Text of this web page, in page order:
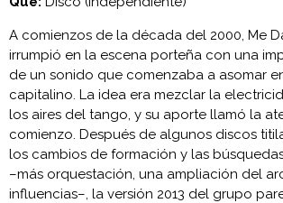
A comienzos de la década del 2000, Me
irrumpió en la escena porteña con una
de un sonido que comenzaba a asomar
capitalino. La idea era mezclar la
los aires del tango, y su aporte llamó la
comienzo. Después de algunos discos
los cambios de formación y las
–más orquestación, una ampliación del
influencias–, la versión 2013 del grupo